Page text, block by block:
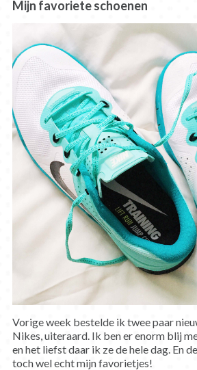
Mijn favoriete schoenen
Vorige week bestelde ik twee paar
Nikes, uiteraard. Ik ben er enorm blij
en het liefst daar ik ze de hele dag. En
toch wel echt mijn favorietjes!